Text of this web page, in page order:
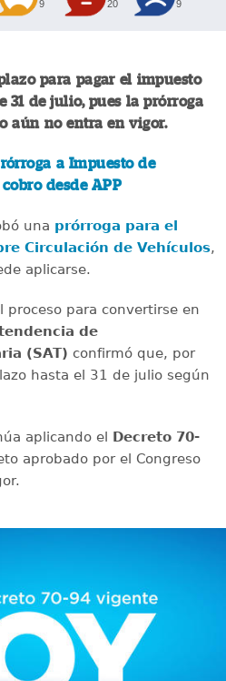
9 20 9
para pagar el impuesto
31 de julio, pues la prórroga
aún no entra en vigor.
a Impuesto de
desde APP
una prórroga para el
Circulación de Vehículos,
aplicarse.
proceso para convertirse en
de
(SAT) confirmó que, por
hasta el 31 de julio según
aplicando el Decreto 70-
aprobado por el Congreso